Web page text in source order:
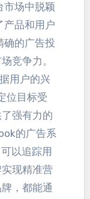
市场中脱颖
产品和用户
确的广告投
竞争力。
用户的兴
位目标受
强有力的
的广告系
可以追踪用
现精准营
， 都能通